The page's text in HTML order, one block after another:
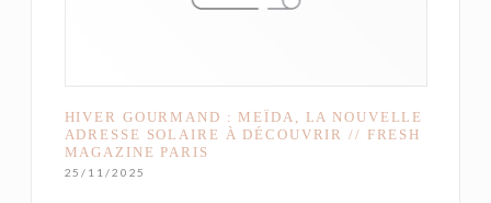
HIVER GOURMAND : MEÏDA, LA NOUVELLE
ADRESSE SOLAIRE À DÉCOUVRIR // FRESH
MAGAZINE PARIS
25/11/2025